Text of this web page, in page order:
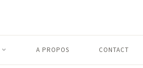
A PROPOS CONTACT